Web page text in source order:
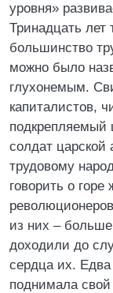
уровня»
Тринадцать
большинство
можно было
глухонемым.
капиталистов,
подкрепляемый
солдат царской
трудовому
говорить о
из них –
доходили до
сердца их. Едва
поднимала свой